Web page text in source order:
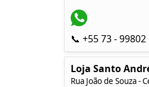
📞 +55 73 - 99802
Loja Santo
Rua João de Souza -